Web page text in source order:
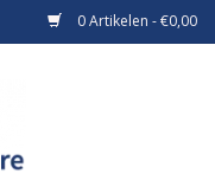
0 Artikelen - €0,00